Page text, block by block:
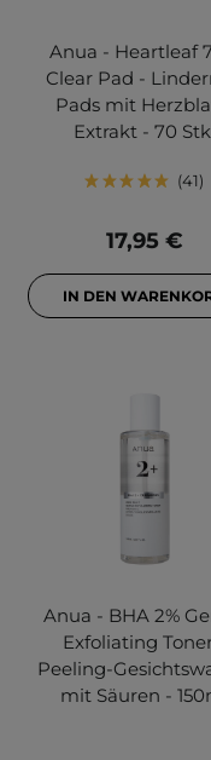
Anua - Heartleaf
Clear Pad -
Pads mit
Extrakt - 70
41
17,95 €
IN DEN
Anua - BHA 2%
Exfoliating
Peeling-
mit Säuren -